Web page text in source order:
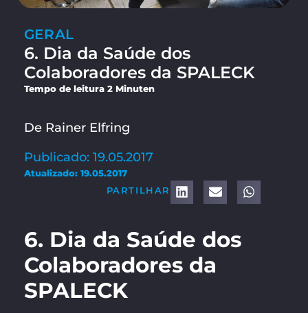
GERAL
6. Dia da Saúde dos
Colaboradores da SPALECK
Tempo de leitura 2 Minuten
De Rainer Elfring
Publicado: 19.05.2017
Atualizado: 19.05.2017
PARTILHAR
6. Dia da Saúde dos
Colaboradores da
SPALECK